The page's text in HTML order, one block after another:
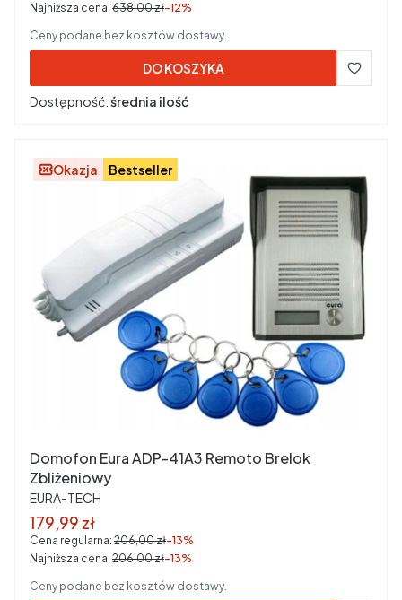
Najniższa cena: 638,00 zł-12%
Ceny podane bez kosztów dostawy.
DO KOSZYKA
Dostępność:średnia ilość
Okazja Bestseller
Domofon Eura ADP-41A3 Remoto Brelok
Zbliżeniowy
PRODUCENT
EURA-TECH
Cena promocyjna brutto
179,99 zł
Cena regularna: 206,00 zł-13%
Najniższa cena: 206,00 zł-13%
Ceny podane bez kosztów dostawy.